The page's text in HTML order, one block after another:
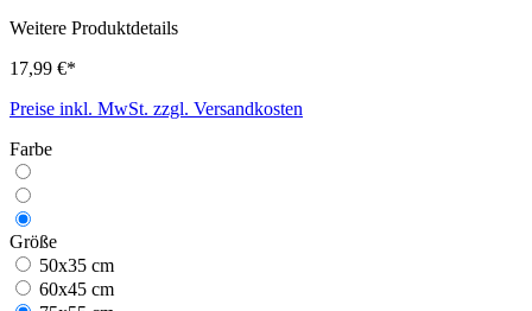
Weitere Produktdetails
17,99 €*
Preise inkl. MwSt. zzgl. Versandkosten
Farbe
Größe
50x35 cm
60x45 cm